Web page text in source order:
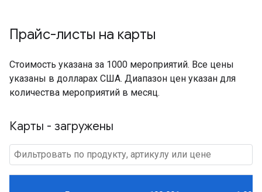
Прайс-листы на карты
Стоимость указана за 1000 мероприятий. Все цены
указаны в долларах США. Диапазон цен указан для
количества мероприятий в месяц.
Карты - загружены